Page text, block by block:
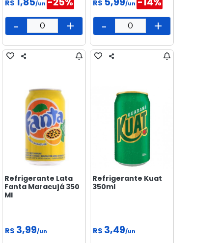
R$ /un
- +
R$ /un
- +
Refrigerante Lata
Fanta Maracujá 350
Ml
R$ 3,99/un
Refrigerante Kuat
350ml
R$ 3,49/un